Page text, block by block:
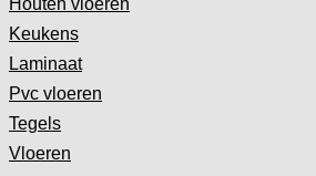
Houten vloeren
Keukens
Laminaat
Pvc vloeren
Tegels
Vloeren